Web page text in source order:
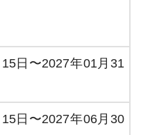
日〜2027年01月31
日〜2027年06月30